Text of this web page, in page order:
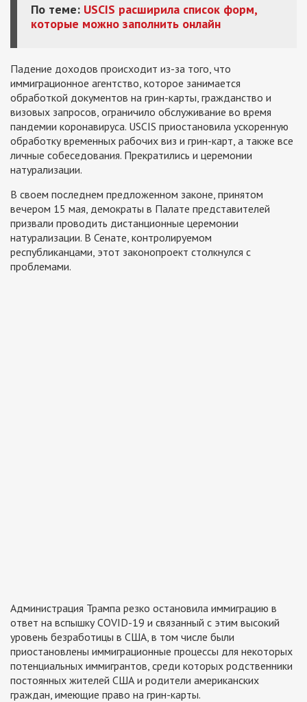
По теме: USCIS расширила список форм,
которые можно заполнить онлайн
Падение доходов происходит из-за того, что
иммиграционное агентство, которое занимается
обработкой документов на грин-карты, гражданство и
визовых запросов, ограничило обслуживание во время
пандемии коронавируса. USCIS приостановила ускоренную
обработку временных рабочих виз и грин-карт, а также все
личные собеседования. Прекратились и церемонии
натурализации.
В своем последнем предложенном законе, принятом
вечером 15 мая, демократы в Палате представителей
призвали проводить дистанционные церемонии
натурализации. В Сенате, контролируемом
республиканцами, этот законопроект столкнулся с
проблемами.
Администрация Трампа резко остановила иммиграцию в
ответ на вспышку COVID-19 и связанный с этим высокий
уровень безработицы в США, в том числе были
приостановлены иммиграционные процессы для некоторых
потенциальных иммигрантов, среди которых родственники
постоянных жителей США и родители американских
граждан, имеющие право на грин-карты.